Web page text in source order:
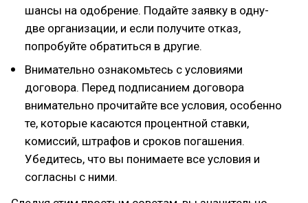
шансы на одобрение. Подайте заявку в одну-
две организации, и если получите отказ,
попробуйте обратиться в другие.
Внимательно ознакомьтесь с условиями
договора. Перед подписанием договора
внимательно прочитайте все условия, особенно
те, которые касаются процентной ставки,
комиссий, штрафов и сроков погашения.
Убедитесь, что вы понимаете все условия и
согласны с ними.